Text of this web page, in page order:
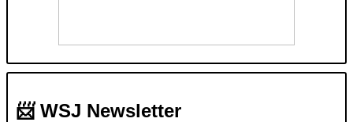
📨 WSJ Newsletter